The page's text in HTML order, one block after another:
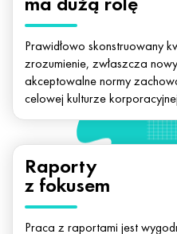
Prawidłowo skonstruowany
zrozumienie, zwłaszcza
akceptowalne normy
celowej kulturze
Raporty
z fokusem
Praca z raportami jest